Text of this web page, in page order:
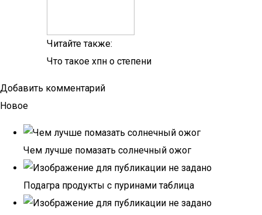
Читайте также:
Что такое хпн о степени
Добавить комментарий
Новое
Чем лучше помазать солнечный ожог
Подагра продукты с пуринами таблица